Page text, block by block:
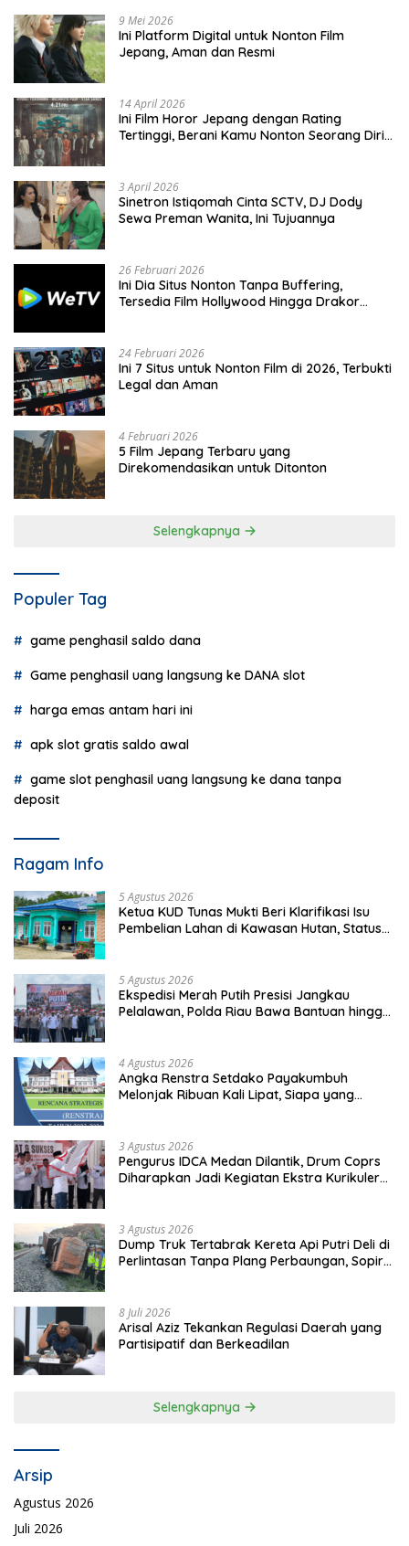
9 Mei 2026
Ini Platform Digital untuk Nonton Film
Jepang, Aman dan Resmi
14 April 2026
Ini Film Horor Jepang dengan Rating
Tertinggi, Berani Kamu Nonton Seorang Diri
3 April 2026
Sinetron Istiqomah Cinta SCTV, DJ Dody
Sewa Preman Wanita, Ini Tujuannya
26 Februari 2026
Ini Dia Situs Nonton Tanpa Buffering,
Tersedia Film Hollywood Hingga Drakor
24 Februari 2026
Ini 7 Situs untuk Nonton Film di 2026, Terbukti
Legal dan Aman
4 Februari 2026
5 Film Jepang Terbaru yang
Direkomendasikan untuk Ditonton
Selengkapnya
Populer Tag
game penghasil saldo dana
Game penghasil uang langsung ke DANA slot
harga emas antam hari ini
apk slot gratis saldo awal
game slot penghasil uang langsung ke dana tanpa
deposit
Ragam Info
5 Agustus 2026
Ketua KUD Tunas Mukti Beri Klarifikasi Isu
Pembelian Lahan di Kawasan Hutan, Status
5 Agustus 2026
Ekspedisi Merah Putih Presisi Jangkau
Pelalawan, Polda Riau Bawa Bantuan hingga
4 Agustus 2026
Angka Renstra Setdako Payakumbuh
Melonjak Ribuan Kali Lipat, Siapa yang
3 Agustus 2026
Pengurus IDCA Medan Dilantik, Drum Coprs
Diharapkan Jadi Kegiatan Ekstra Kurikuler
3 Agustus 2026
Dump Truk Tertabrak Kereta Api Putri Deli di
Perlintasan Tanpa Plang Perbaungan, Sopir
8 Juli 2026
Arisal Aziz Tekankan Regulasi Daerah yang
Partisipatif dan Berkeadilan
Selengkapnya
Arsip
Agustus 2026
Juli 2026